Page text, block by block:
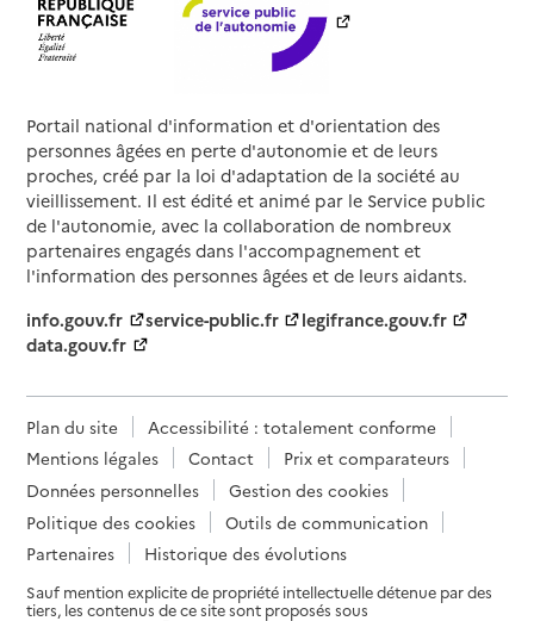
Portail national d'information et d'orientation des
personnes âgées en perte d'autonomie et de leurs
proches, créé par la loi d'adaptation de la société au
vieillissement. Il est édité et animé par le Service public
de l'autonomie, avec la collaboration de nombreux
partenaires engagés dans l'accompagnement et
l'information des personnes âgées et de leurs aidants.
info.gouv.fr
service-public.fr
legifrance.gouv.fr
data.gouv.fr
Plan du site
Accessibilité : totalement conforme
Mentions légales
Contact
Prix et comparateurs
Données personnelles
Gestion des cookies
Politique des cookies
Outils de communication
Partenaires
Historique des évolutions
Sauf mention explicite de propriété intellectuelle détenue par des
tiers, les contenus de ce site sont proposés sous